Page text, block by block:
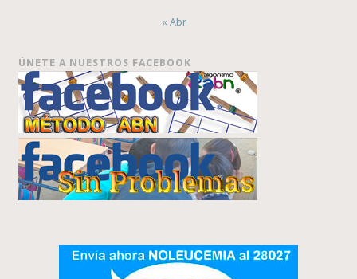
« Abr
ÚNETE A NUESTROS FACEBOOK